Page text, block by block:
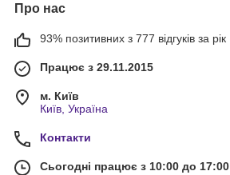
Про нас
93% позитивних з 777 відгуків за рік
Працює з 29.11.2015
м. Київ
Київ, Україна
Контакти
Сьогодні працює з 10:00 до 17:00